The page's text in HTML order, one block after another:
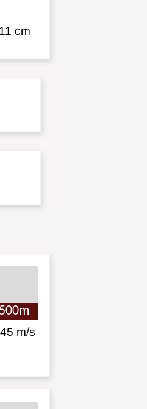
cm
500m
m/s